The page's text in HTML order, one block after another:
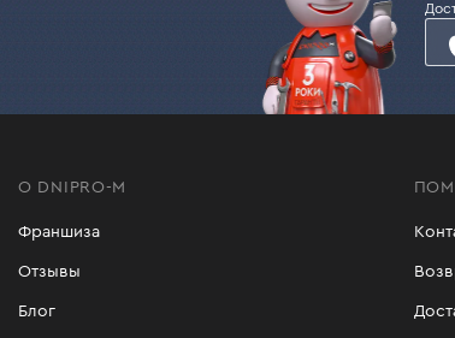
О DNIPRO-M
Франшиза
Отзывы
Блог